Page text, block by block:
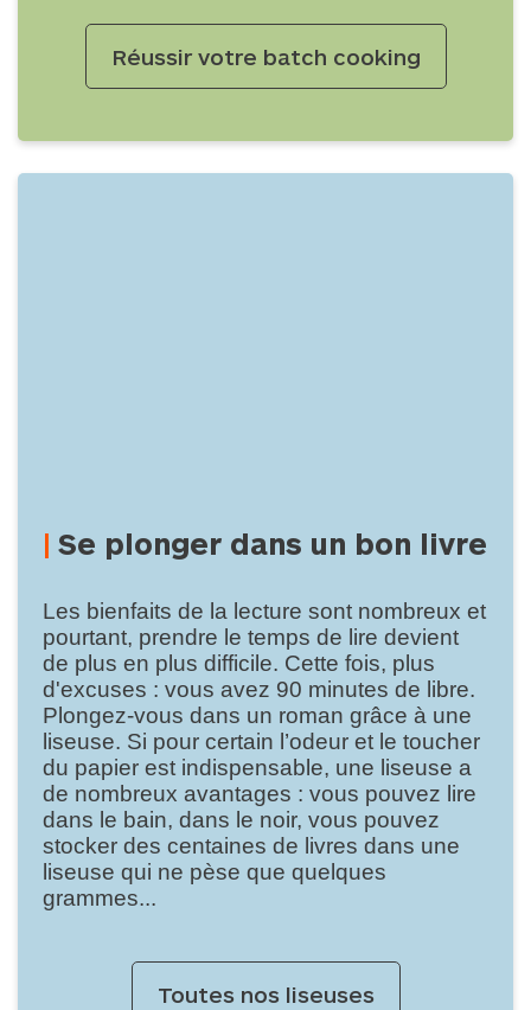
Réussir votre batch cooking
Se plonger dans un bon livre
Les bienfaits de la lecture sont nombreux et
pourtant, prendre le temps de lire devient
de plus en plus difficile. Cette fois, plus
d'excuses : vous avez 90 minutes de libre.
Plongez-vous dans un roman grâce à une
liseuse. Si pour certain l’odeur et le toucher
du papier est indispensable, une liseuse a
de nombreux avantages : vous pouvez lire
dans le bain, dans le noir, vous pouvez
stocker des centaines de livres dans une
liseuse qui ne pèse que quelques
grammes...
Toutes nos liseuses